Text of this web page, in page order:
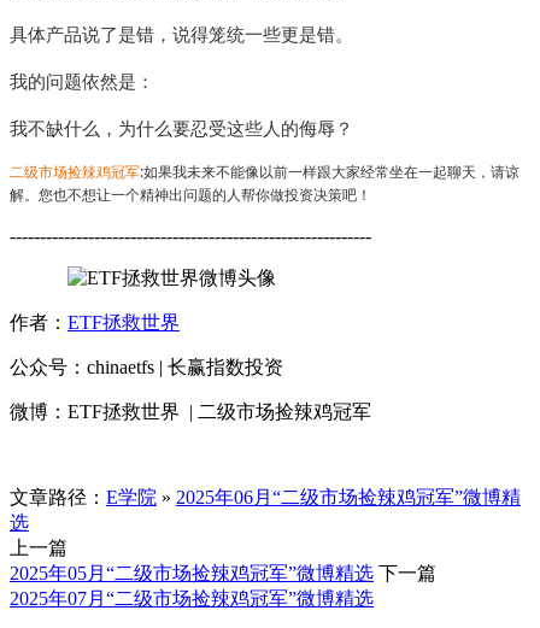
具体产品说了是错，说得笼统一些更是错。
我的问题依然是：
我不缺什么，为什么要忍受这些人的侮辱？
二级市场捡辣鸡冠军:如果我未来不能像以前一样跟大家经常坐在一起聊天，请谅
解。您也不想让一个精神出问题的人帮你做投资决策吧！
------------------------------------------------------------
作者： ETF拯救世界
公众号：chinaetfs | 长赢指数投资
微博：ETF拯救世界 | 二级市场捡辣鸡冠军
文章路径： E学院 » 2025年06月“二级市场捡辣鸡冠军”微博精
选
上一篇
2025年05月“二级市场捡辣鸡冠军”微博精选 下一篇
2025年07月“二级市场捡辣鸡冠军”微博精选